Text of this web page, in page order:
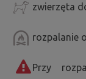
zwierzęta
rozpalanie
Przy